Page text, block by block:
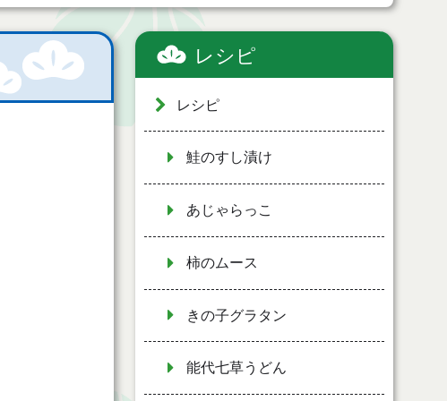
レシピ
レシピ
鮭のすし漬け
あじゃらっこ
柿のムース
きの子グラタン
能代七草うどん